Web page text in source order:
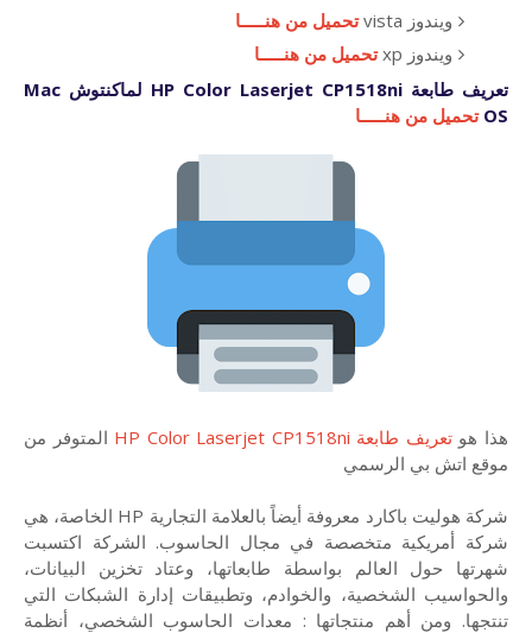
ويندوز vista
تحميل من هنـــــا
ويندوز xp
تحميل من هنـــــا
تعريف طابعة HP Color Laserjet CP1518ni لماكنتوش Mac
OS تحميل من هنـــــا
هذا هوتعريف طابعة HP Color Laserjet CP1518ni
المتوفر من
موقع اتش بي الرسمي
شركة هوليت باكارد معروفة أيضاً بالعلامة التجارية HP الخاصة، هي
شركة أمريكية متخصصة في مجال الحاسوب. الشركة اكتسبت
شهرتها حول العالم بواسطة طابعاتها، وعتاد تخزين البيانات،
والحواسيب الشخصية، والخوادم، وتطبيقات إدارة الشبكات التي
تنتجها. ومن أهم منتجاتها : معدات الحاسوب الشخصي، أنظمة